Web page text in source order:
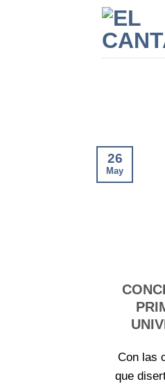
Con las
que
26
May